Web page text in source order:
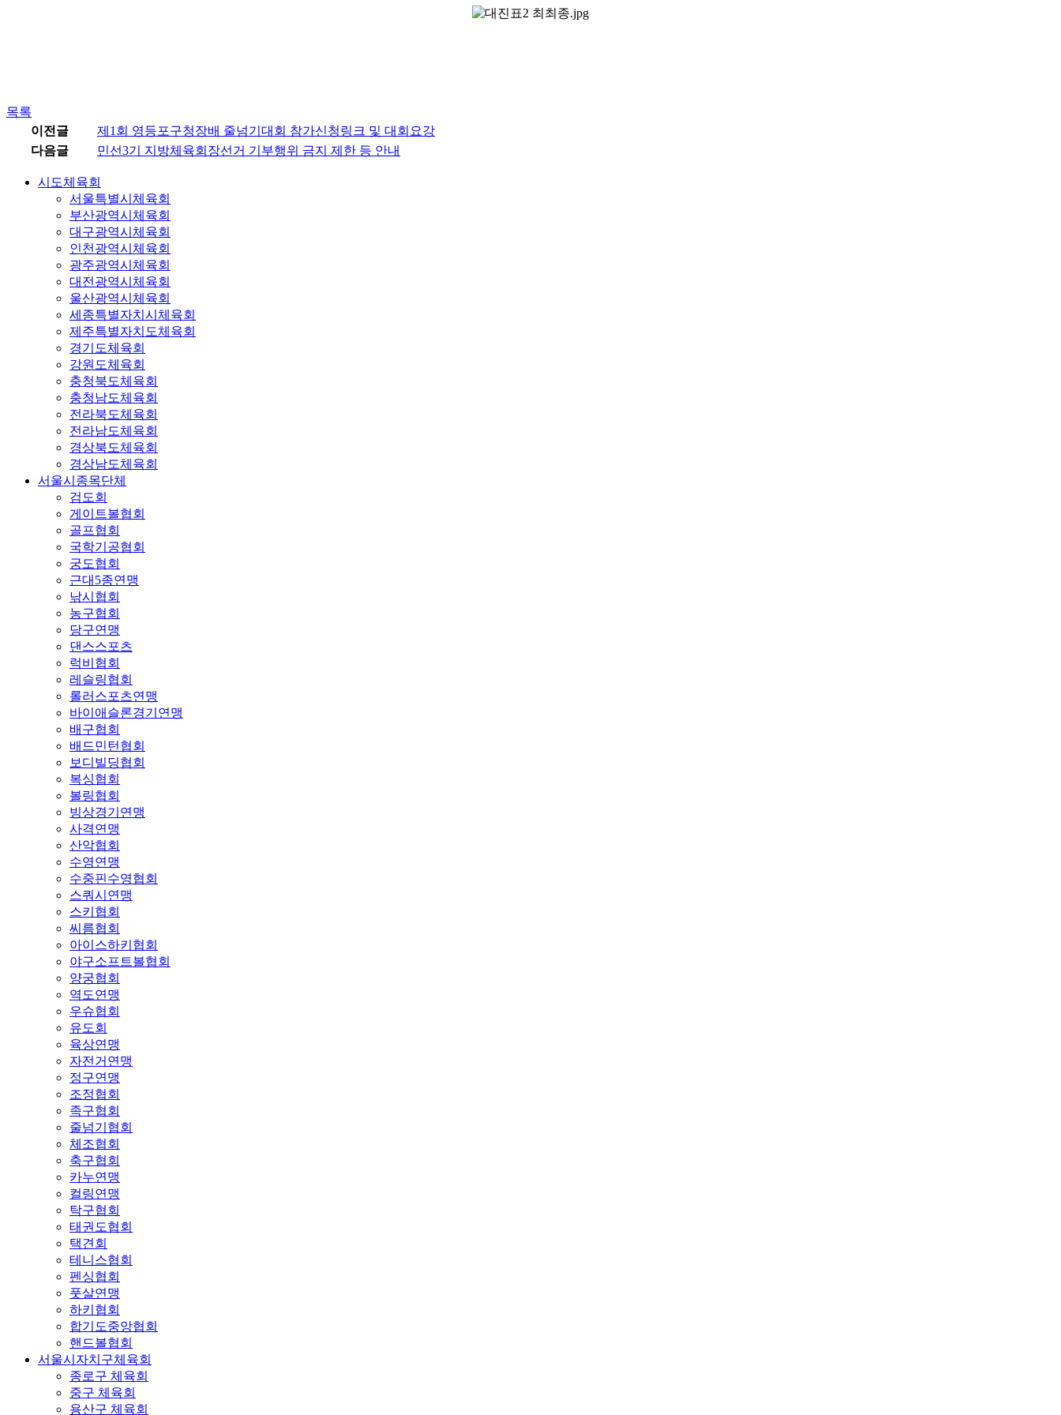
목록
이전글
제1회 영등포구청장배 줄넘기대회 참가신청링크 및 대회요강
다음글
민선3기 지방체육회장선거 기부행위 금지 제한 등 안내
시도체육회
서울특별시체육회
부산광역시체육회
대구광역시체육회
인천광역시체육회
광주광역시체육회
대전광역시체육회
울산광역시체육회
세종특별자치시체육회
제주특별자치도체육회
경기도체육회
강원도체육회
충청북도체육회
충청남도체육회
전라북도체육회
전라남도체육회
경상북도체육회
경상남도체육회
서울시종목단체
검도회
게이트볼협회
골프협회
국학기공협회
궁도협회
근대5종연맹
낚시협회
농구협회
당구연맹
댄스스포츠
럭비협회
레슬링협회
롤러스포츠연맹
바이애슬론경기연맹
배구협회
배드민턴협회
보디빌딩협회
복싱협회
볼링협회
빙상경기연맹
사격연맹
산악협회
수영연맹
수중핀수영협회
스쿼시연맹
스키협회
씨름협회
아이스하키협회
야구소프트볼협회
양궁협회
역도연맹
우슈협회
유도회
육상연맹
자전거연맹
정구연맹
조정협회
족구협회
줄넘기협회
체조협회
축구협회
카누연맹
컬링연맹
탁구협회
태권도협회
택견회
테니스협회
펜싱협회
풋살연맹
하키협회
합기도중앙협회
핸드볼협회
서울시자치구체육회
종로구 체육회
중구 체육회
용산구 체육회